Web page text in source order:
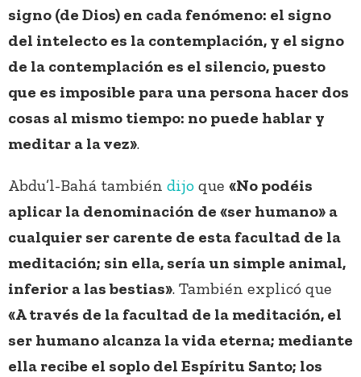
signo (de Dios) en cada fenómeno: el signo
del intelecto es la contemplación, y el signo
de la contemplación es el silencio, puesto
que es imposible para una persona hacer dos
cosas al mismo tiempo: no puede hablar y
meditar a la vez».
Abdu’l-Bahá también dijo que «No podéis
aplicar la denominación de «ser humano» a
cualquier ser carente de esta facultad de la
meditación; sin ella, sería un simple animal,
inferior a las bestias». También explicó que
«A través de la facultad de la meditación, el
ser humano alcanza la vida eterna; mediante
ella recibe el soplo del Espíritu Santo; los